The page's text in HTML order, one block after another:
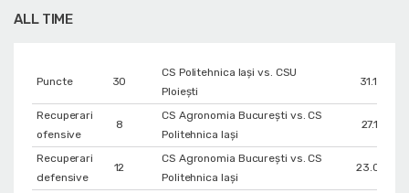
ALL TIME
Puncte 30
CS Politehnica Iași vs. CSU
Ploiești
Recuperari
ofensive
8
CS Agronomia București vs. CS
Politehnica Iași
Recuperari
defensive
12
CS Agronomia București vs. CS
Politehnica Iași